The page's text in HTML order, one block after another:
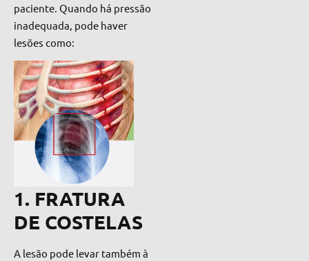
paciente. Quando há pressão
inadequada, pode haver
lesões como:
1. FRATURA
DE COSTELAS
A lesão pode levar também à